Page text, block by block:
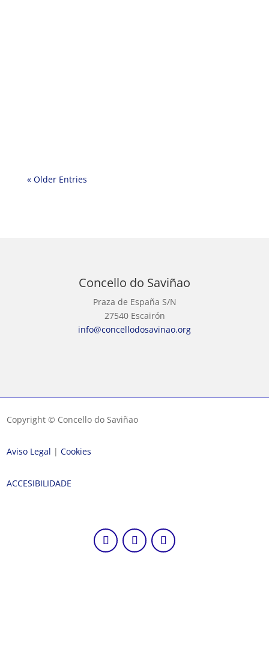
« Older Entries
Concello do Saviñao
Praza de España S/N
27540 Escairón
info@concellodosavinao.org
Copyright © Concello do Saviñao
Aviso Legal |Cookies
ACCESIBILIDADE